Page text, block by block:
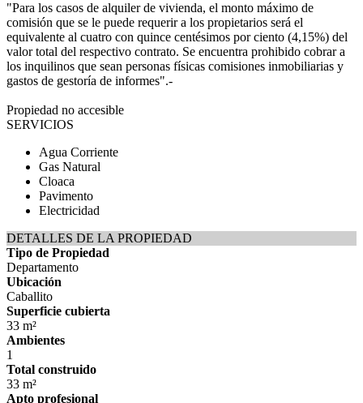
"Para los casos de alquiler de vivienda, el monto máximo de
comisión que se le puede requerir a los propietarios será el
equivalente al cuatro con quince centésimos por ciento (4,15%) del
valor total del respectivo contrato. Se encuentra prohibido cobrar a
los inquilinos que sean personas físicas comisiones inmobiliarias y
gastos de gestoría de informes".-
Propiedad no accesible
SERVICIOS
Agua Corriente
Gas Natural
Cloaca
Pavimento
Electricidad
DETALLES DE LA PROPIEDAD
Tipo de Propiedad
Departamento
Ubicación
Caballito
Superficie cubierta
33 m²
Ambientes
1
Total construido
33 m²
Apto profesional